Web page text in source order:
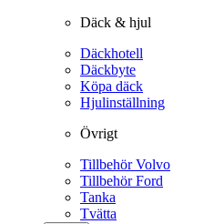
Däck & hjul
Däckhotell
Däckbyte
Köpa däck
Hjulinställning
Övrigt
Tillbehör Volvo
Tillbehör Ford
Tanka
Tvätta